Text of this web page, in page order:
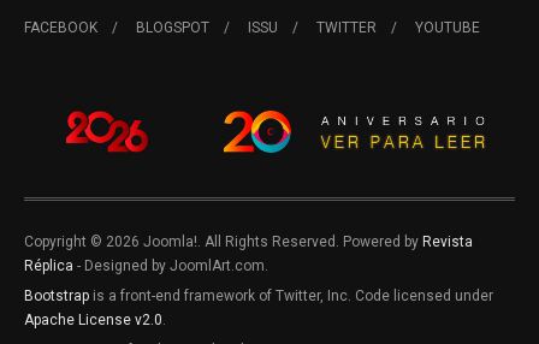
FACEBOOK BLOGSPOT ISSU TWITTER YOUTUBE
Copyright © 2026 Joomla!. All Rights Reserved. Powered by Revista
Réplica - Designed by JoomlArt.com.
Bootstrap is a front-end framework of Twitter, Inc. Code licensed under
Apache License v2.0.